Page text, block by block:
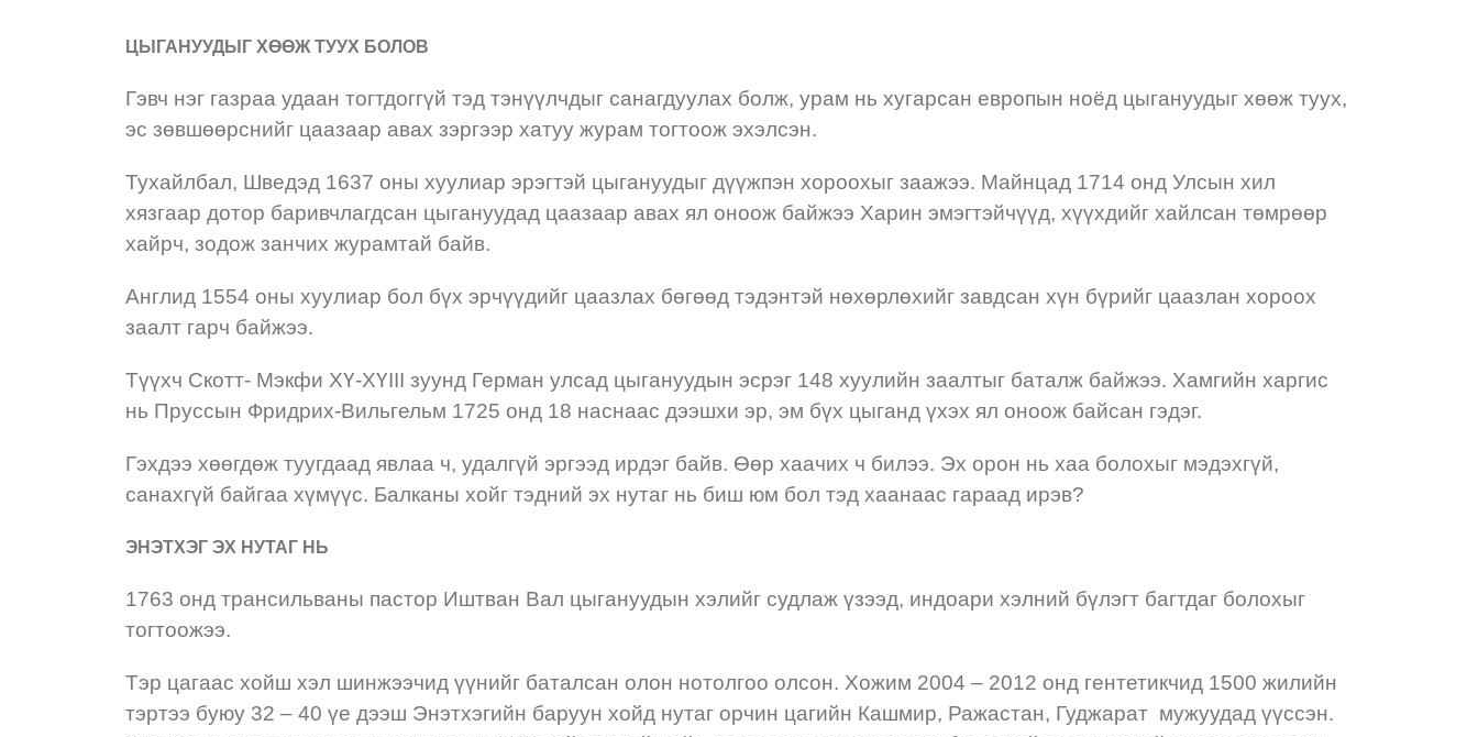
ЦЫГАНУУДЫГ ХӨӨЖ ТУУХ БОЛОВ
Гэвч нэг газраа удаан тогтдоггүй тэд тэнүүлчдыг санагдуулах болж, урам нь хугарсан европын ноёд цыгануудыг хөөж туух,
эс зөвшөөрснийг цаазаар авах зэргээр хатуу журам тогтоож эхэлсэн.
Тухайлбал, Шведэд 1637 оны хуулиар эрэгтэй цыгануудыг дүүжпэн хороохыг заажээ. Майнцад 1714 онд Улсын хил
хязгаар дотор баривчлагдсан цыгануудад цаазаар авах ял оноож байжээ Харин эмэгтэйчүүд, хүүхдийг хайлсан төмрөөр
хайрч, зодож занчих журамтай байв.
Англид 1554 оны хуулиар бол бүх эрчүүдийг цаазлах бөгөөд тэдэнтэй нөхөрлөхийг завдсан хүн бүрийг цаазлан хороох
заалт гарч байжээ.
Түүхч Скотт- Мэкфи XҮ-XҮIII зуунд Герман улсад цыгануудын эсрэг 148 хуулийн заалтыг баталж байжээ. Хамгийн харгис
нь Пруссын Фридрих-Вильгельм 1725 онд 18 наснаас дээшхи эр, эм бүх цыганд үхэх ял оноож байсан гэдэг.
Гэхдээ хөөгдөж туугдаад явлаа ч, удалгүй эргээд ирдэг байв. Өөр хаачих ч билээ. Эх орон нь хаа болохыг мэдэхгүй,
санахгүй байгаа хүмүүс. Балканы хойг тэдний эх нутаг нь биш юм бол тэд хаанаас гараад ирэв?
ЭНЭТХЭГ ЭХ НУТАГ НЬ
1763 онд трансильваны пастор Иштван Вал цыгануудын хэлийг судлаж үзээд, индоари хэлний бүлэгт багтдаг болохыг
тогтоожээ.
Тэр цагаас хойш хэл шинжээчид үүнийг баталсан олон нотолгоо олсон. Хожим 2004 – 2012 онд гентетикчид 1500 жилийн
тэртээ буюу 32 – 40 үе дээш Энэтхэгийн баруун хойд нутаг орчин цагийн Кашмир, Ражастан, Гуджарат мужуудад үүссэн.